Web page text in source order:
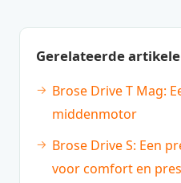
Gerelateerde
Brose Drive T Mag:
middenmotor
Brose Drive S: Een
voor comfort en